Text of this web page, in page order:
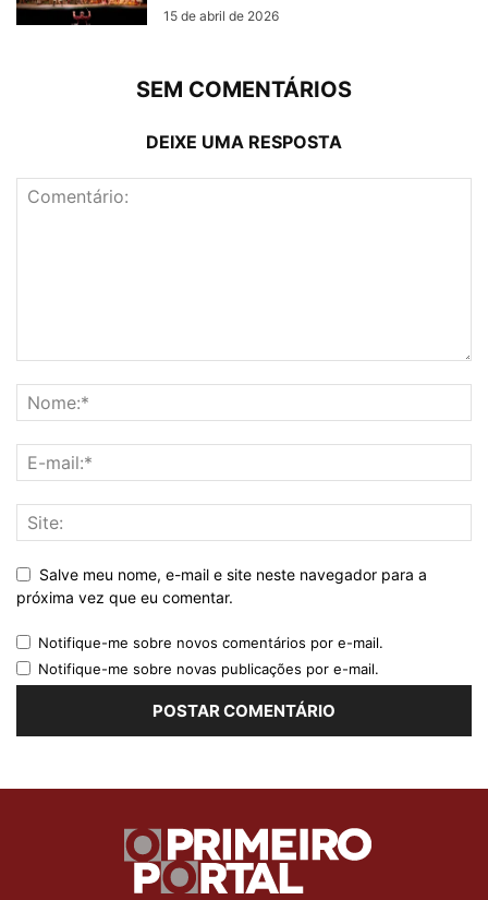
15 de abril de 2026
SEM COMENTÁRIOS
DEIXE UMA RESPOSTA
Salve meu nome, e-mail e site neste navegador para a
próxima vez que eu comentar.
Notifique-me sobre novos comentários por e-mail.
Notifique-me sobre novas publicações por e-mail.